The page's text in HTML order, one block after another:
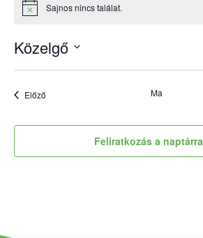
Notice Sajnos nincs találat.
Közelgő
Dátum
ElőzőEsemények Ma
Feliratkozás a naptárra